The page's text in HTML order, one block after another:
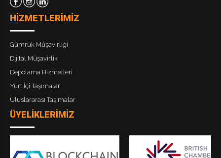
HİZMETLERİMİZ
Gümrük Müşavirliği
Dijital Müşavirlik
Depolama Hizmetleri
Yurt İçi Taşımalar
Uluslararası Taşımalar
ÜYELİKLERİMİZ